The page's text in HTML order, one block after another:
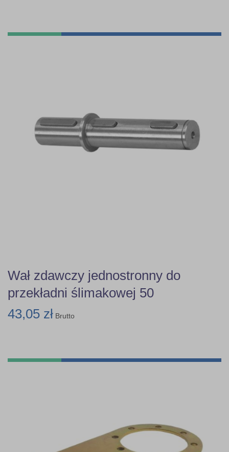
Wał zdawczy jednostronny do
przekładni ślimakowej 50
43,05 zł Brutto